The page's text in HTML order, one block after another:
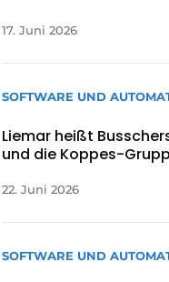
17. Juni 2026
SOFTWARE UND
Liemar heißt
und die Koppes-
22. Juni 2026
SOFTWARE UND